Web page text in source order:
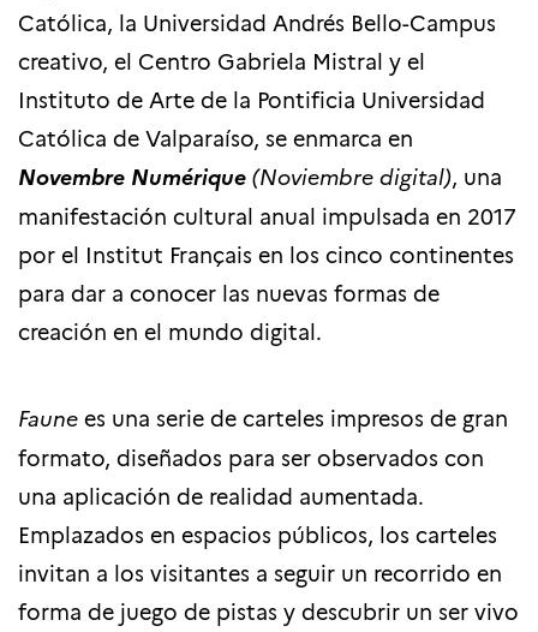
Católica, la Universidad Andrés Bello-Campus
creativo, el Centro Gabriela Mistral y el
Instituto de Arte de la Pontificia Universidad
Católica de Valparaíso, se enmarca en
Novembre Numérique(Noviembre digital), una
manifestación cultural anual impulsada en 2017
por el Institut Français en los cinco continentes
para dar a conocer las nuevas formas de
creación en el mundo digital.
Faune es una serie de carteles impresos de gran
formato, diseñados para ser observados con
una aplicación de realidad aumentada.
Emplazados en espacios públicos, los carteles
invitan a los visitantes a seguir un recorrido en
forma de juego de pistas y descubrir un ser vivo